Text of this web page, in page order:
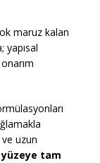
maruz kalan
yapısal
uzun
yüzeye tam